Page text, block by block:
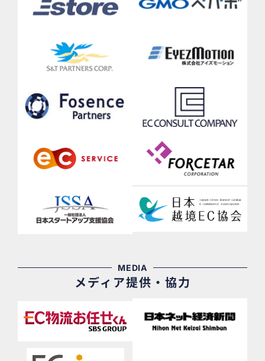
MEDIA
メディア提供・協力